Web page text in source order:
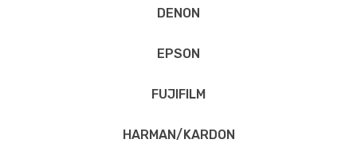
DENON
EPSON
FUJIFILM
HARMAN/KARDON